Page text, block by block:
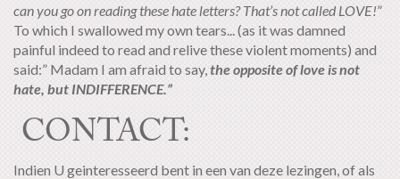
can you go on reading these hate letters? That’s not called LOVE!”
To which I swallowed my own tears... (as it was damned
painful indeed to read and relive these violent moments) and
said:” Madam I am afraid to say, the opposite of love is not
hate, but INDIFFERENCE.”
CONTACT:
Indien U geinteresseerd bent in een van deze lezingen, of als